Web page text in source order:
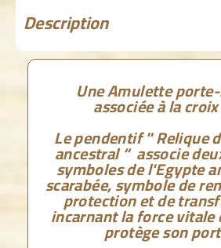
Description
Une Amulette
associée à la
Le pendentif " Relique
ancestral “ associe
symboles de l'Egypte
scarabée, symbole de
protection et de
incarnant la force
protège son